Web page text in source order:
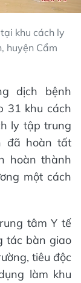
khu cách ly
huyện Cẩm
dịch bệnh
31 khu cách
ly tập trung
đã hoàn tất
hoàn thành
một cách
tâm Y tế
tác bàn giao
tiêu độc
làm khu